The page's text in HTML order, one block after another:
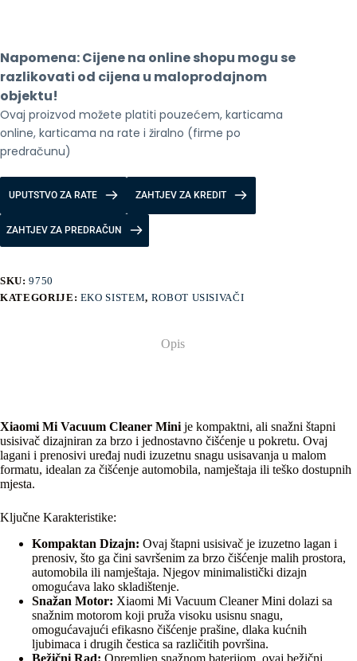
količina
Napomena: Cijene na online shopu mogu se
razlikovati od cijena u maloprodajnom
objektu!
Ovaj proizvod možete platiti pouzećem, karticama
online, karticama na rate i žiralno (firme po
predračunu)
UPUTSTVO ZA RATE ZAHTJEV ZA KREDIT
ZAHTJEV ZA PREDRAČUN
SKU:9750
KATEGORIJE: EKO SISTEM, ROBOT USISIVAČI
Opis
Xiaomi Mi Vacuum Cleaner Mini je kompaktni, ali snažni štapni
usisivač dizajniran za brzo i jednostavno čišćenje u pokretu. Ovaj
lagani i prenosivi uređaj nudi izuzetnu snagu usisavanja u malom
formatu, idealan za čišćenje automobila, namještaja ili teško dostupnih
mjesta.
Ključne Karakteristike:
Kompaktan Dizajn: Ovaj štapni usisivač je izuzetno lagan i
prenosiv, što ga čini savršenim za brzo čišćenje malih prostora,
automobila ili namještaja. Njegov minimalistički dizajn
omogućava lako skladištenje.
Snažan Motor: Xiaomi Mi Vacuum Cleaner Mini dolazi sa
snažnim motorom koji pruža visoku usisnu snagu,
omogućavajući efikasno čišćenje prašine, dlaka kućnih
ljubimaca i drugih čestica sa različitih površina.
Bežični Rad: Opremljen snažnom baterijom, ovaj bežični